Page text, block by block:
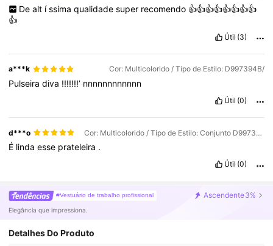
De alt íssima qualidade super recomendo 👍👍👍👍👍👍👍👍
👍
Útil (3)
a***k Cor: Multicolorido / Tipo de Estilo: D997394B/
Pulseiradiva !!!!!!!’ nnnnnnnnnnnn
Útil (0)
d***o Cor: Multicolorido / Tipo de Estilo: Conjunto D997394B-D997485B
É lindaesse prateleira .
Útil (0)
#Vestuário de trabalho profissional Ascendente3%
Elegância que impressiona.
Detalhes Do Produto
4,92 168K Seguidores